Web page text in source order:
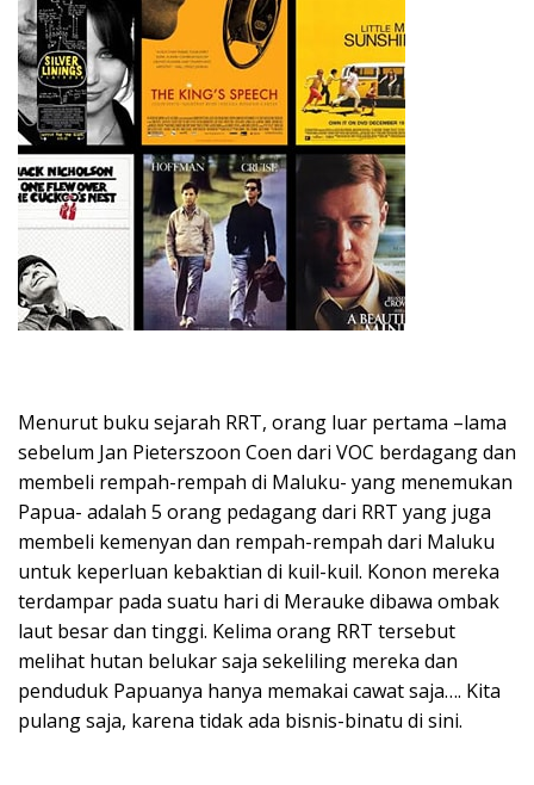
Menurut buku sejarah RRT, orang luar pertama –lama
sebelum Jan Pieterszoon Coen dari VOC berdagang dan
membeli rempah-rempah di Maluku- yang menemukan
Papua- adalah 5 orang pedagang dari RRT yang juga
membeli kemenyan dan rempah-rempah dari Maluku
untuk keperluan kebaktian di kuil-kuil. Konon mereka
terdampar pada suatu hari di Merauke dibawa ombak
laut besar dan tinggi. Kelima orang RRT tersebut
melihat hutan belukar saja sekeliling mereka dan
penduduk Papuanya hanya memakai cawat saja…. Kita
pulang saja, karena tidak ada bisnis-binatu di sini.